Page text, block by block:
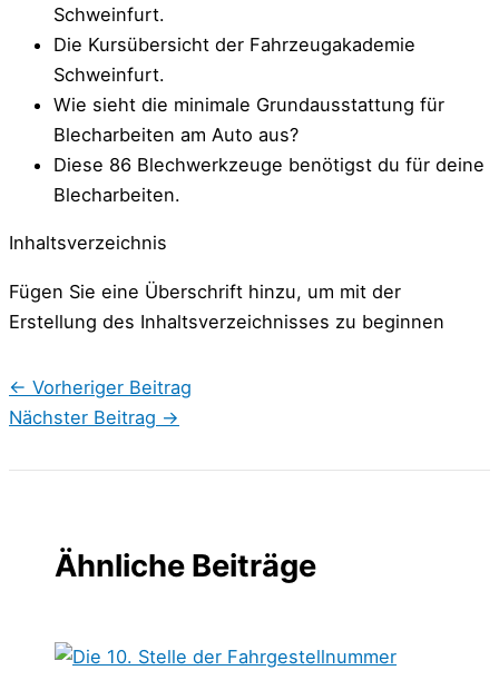
Schweinfurt.
Die Kursübersicht der Fahrzeugakademie
Schweinfurt.
Wie sieht die minimale Grundausstattung für
Blecharbeiten am Auto aus?
Diese 86 Blechwerkzeuge benötigst du für deine
Blecharbeiten.
Inhaltsverzeichnis
Fügen Sie eine Überschrift hinzu, um mit der
Erstellung des Inhaltsverzeichnisses zu beginnen
← Vorheriger Beitrag
Nächster Beitrag →
Ähnliche Beiträge